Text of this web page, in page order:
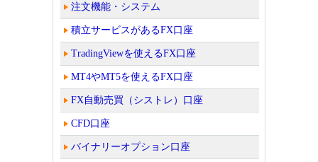
注文機能・システム
積立サービスがあるFX口座
TradingViewを使えるFX口座
MT4やMT5を使えるFX口座
FX自動売買（シストレ）口座
CFD口座
バイナリーオプション口座